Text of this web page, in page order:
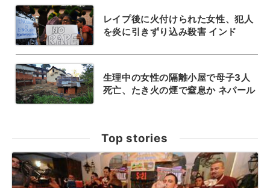
レイプ後に火付けられた女性、犯人
を炎に引きずり込み殺害 インド
生理中の女性の隔離小屋で母子3人
死亡、たき火の煙で窒息か ネパール
Top stories